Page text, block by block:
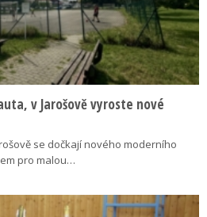
v Jarošově vyroste nové
se dočkají nového moderního
pro malou…